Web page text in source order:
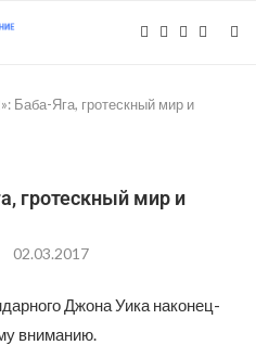
Баба-Яга, гротескный мир и
гротескный мир и
02.03.2017
Джона Уика наконец-
вниманию.